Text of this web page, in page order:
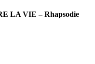
LA VIE – Rhapsodie